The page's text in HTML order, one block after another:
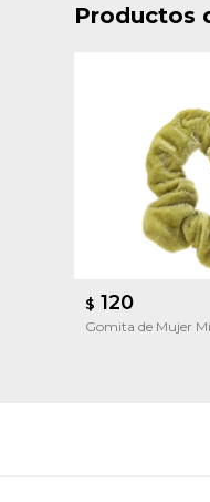
Productos
$ 120
Gomita de Mujer